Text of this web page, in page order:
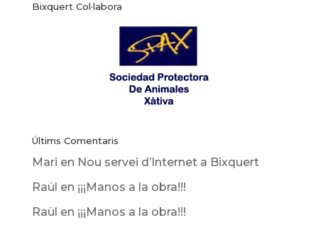
noticies
Bixquert Col·labora
Últims Comentaris
Mari en Nou servei d’Internet a Bixquert
Raül en ¡¡¡Manos a la obra!!!
Raül en ¡¡¡Manos a la obra!!!